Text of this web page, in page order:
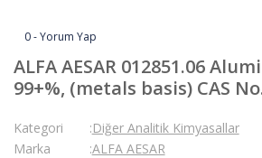
0 - Yorum Yap
ALFA AESAR 012851.06
99+%, (metals basis) CAS
Kategori
Diğer Analitik Kimyasallar
Marka
ALFA AESAR